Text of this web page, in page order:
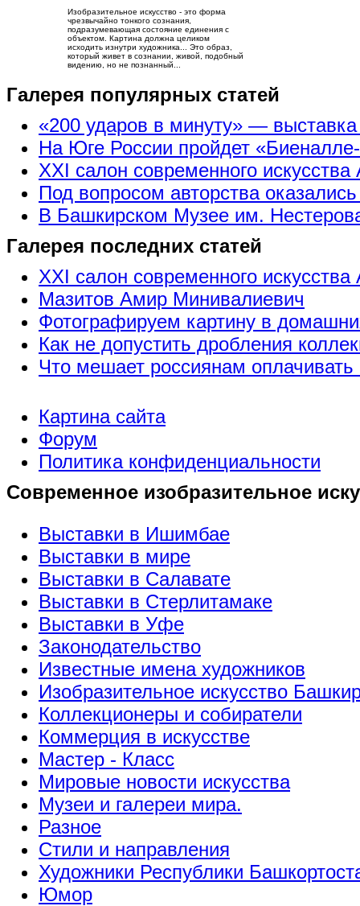
Изобразительное искусство - это форма
чрезвычайно тонкого сознания,
подразумевающая состояние единения с
объектом. Картина должна целиком
исходить изнутри художника... Это образ,
который живет в сознании, живой, подобный
видению, но не познанный...
Галерея популярных статей
«200 ударов в минуту» —
На Юге России пройдет
XXI салон современного искусства
Под вопросом авторства
В Башкирском Музее им.
Галерея последних статей
XXI салон современного искусства
Мазитов Амир Минивалиевич
Фотографируем картину в
Как не допустить дробления
Что мешает россиянам
Картина сайта
Форум
Политика конфиденциальности
Современное изобразительное
Выставки в Ишимбае
Выставки в мире
Выставки в Салавате
Выставки в Стерлитамаке
Выставки в Уфе
Законодательство
Известные имена художников
Изобразительное искусство
Коллекционеры и собиратели
Коммерция в искусстве
Мастер - Класс
Мировые новости искусства
Музеи и галереи мира.
Разное
Стили и направления
Художники Республики
Юмор